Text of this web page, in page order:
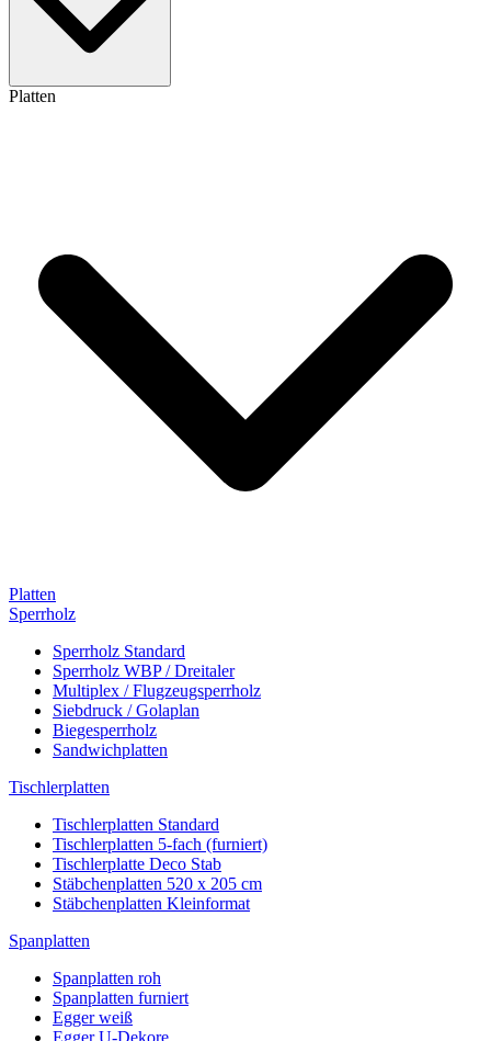
Platten
Platten
Sperrholz
Sperrholz Standard
Sperrholz WBP / Dreitaler
Multiplex / Flugzeugsperrholz
Siebdruck / Golaplan
Biegesperrholz
Sandwichplatten
Tischlerplatten
Tischlerplatten Standard
Tischlerplatten 5-fach (furniert)
Tischlerplatte Deco Stab
Stäbchenplatten 520 x 205 cm
Stäbchenplatten Kleinformat
Spanplatten
Spanplatten roh
Spanplatten furniert
Egger weiß
Egger U-Dekore